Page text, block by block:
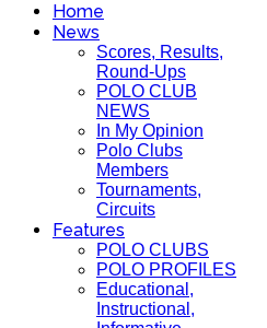
Home
News
Scores, Results,
Round-Ups
POLO CLUB
NEWS
In My Opinion
Polo Clubs
Members
Tournaments,
Circuits
Features
POLO CLUBS
POLO PROFILES
Educational,
Instructional,